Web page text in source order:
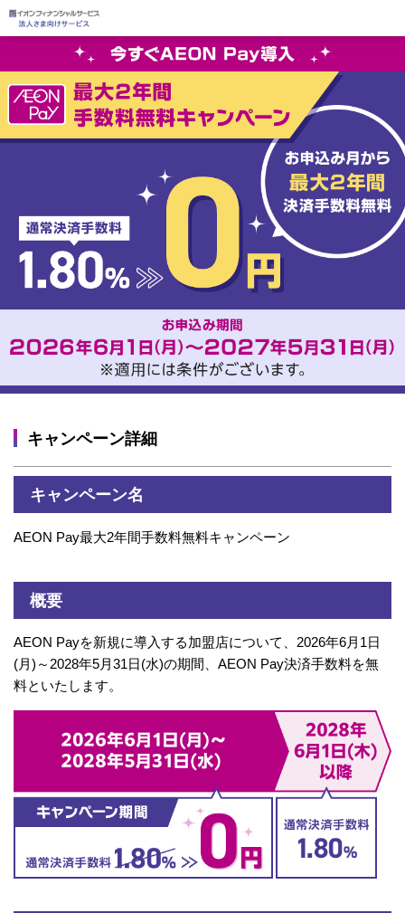
キャンペーン詳細
キャンペーン名
AEON Pay最大2年間手数料無料キャンペーン
概要
AEON Payを新規に導入する加盟店について、2026年6月1日
(月)～2028年5月31日(水)の期間、AEON Pay決済手数料を無
料といたします。